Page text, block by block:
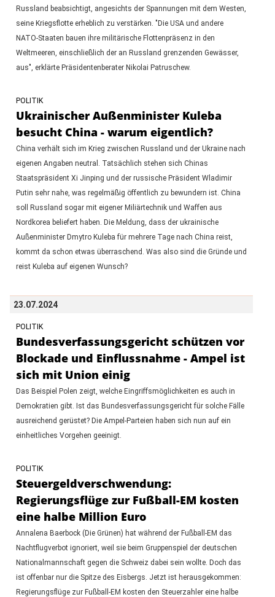
Russland beabsichtigt, angesichts der Spannungen mit dem Westen,
seine Kriegsflotte erheblich zu verstärken. "Die USA und andere
NATO-Staaten bauen ihre militärische Flottenpräsenz in den
Weltmeeren, einschließlich der an Russland grenzenden Gewässer,
aus", erklärte Präsidentenberater Nikolai Patruschew.
POLITIK
Ukrainischer Außenminister Kuleba
besucht China - warum eigentlich?
China verhält sich im Krieg zwischen Russland und der Ukraine nach
eigenen Angaben neutral. Tatsächlich stehen sich Chinas
Staatspräsident Xi Jinping und der russische Präsident Wladimir
Putin sehr nahe, was regelmäßig öffentlich zu bewundern ist. China
soll Russland sogar mit eigener Miliärtechnik und Waffen aus
Nordkorea beliefert haben. Die Meldung, dass der ukrainische
Außenminister Dmytro Kuleba für mehrere Tage nach China reist,
kommt da schon etwas überraschend. Was also sind die Gründe und
reist Kuleba auf eigenen Wunsch?
23.07.2024
POLITIK
Bundesverfassungsgericht schützen vor
Blockade und Einflussnahme - Ampel ist
sich mit Union einig
Das Beispiel Polen zeigt, welche Eingriffsmöglichkeiten es auch in
Demokratien gibt. Ist das Bundesverfassungsgericht für solche Fälle
ausreichend gerüstet? Die Ampel-Parteien haben sich nun auf ein
einheitliches Vorgehen geeinigt.
POLITIK
Steuergeldverschwendung:
Regierungsflüge zur Fußball-EM kosten
eine halbe Million Euro
Annalena Baerbock (Die Grünen) hat während der Fußball-EM das
Nachtflugverbot ignoriert, weil sie beim Gruppenspiel der deutschen
Nationalmannschaft gegen die Schweiz dabei sein wollte. Doch das
ist offenbar nur die Spitze des Eisbergs. Jetzt ist herausgekommen:
Regierungsflüge zur Fußball-EM kosten den Steuerzahler eine halbe